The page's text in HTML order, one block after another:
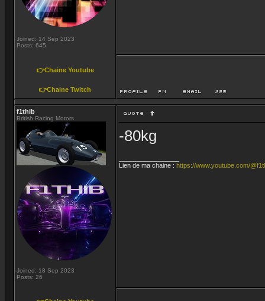
Joined: 14 Sep 2023
Posts: 645
👉Chaine Youtube
👉Chaine Twitch
f1thib
British Racing Motors
Joined: 18 Sep 2023
Posts: 26
-80kg
Lien de ma chaine : https://www.youtube.com/